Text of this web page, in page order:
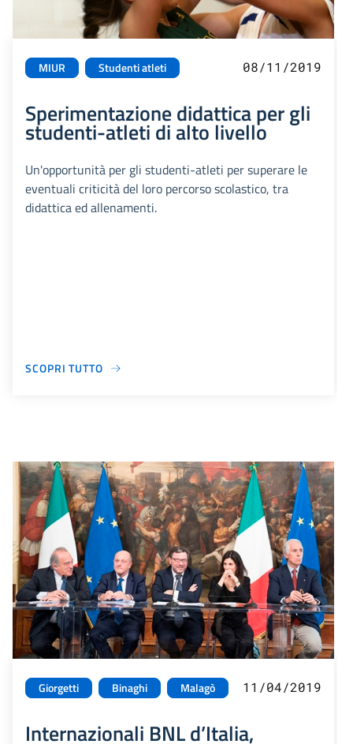
MIUR Studenti atleti 08/11/2019
Sperimentazione didattica per gli
studenti-atleti di alto livello
Un'opportunità per gli studenti-atleti per superare le
eventuali criticità del loro percorso scolastico, tra
didattica ed allenamenti.
SCOPRI TUTTO
Giorgetti Binaghi Malagò 11/04/2019
Internazionali BNL d’Italia,